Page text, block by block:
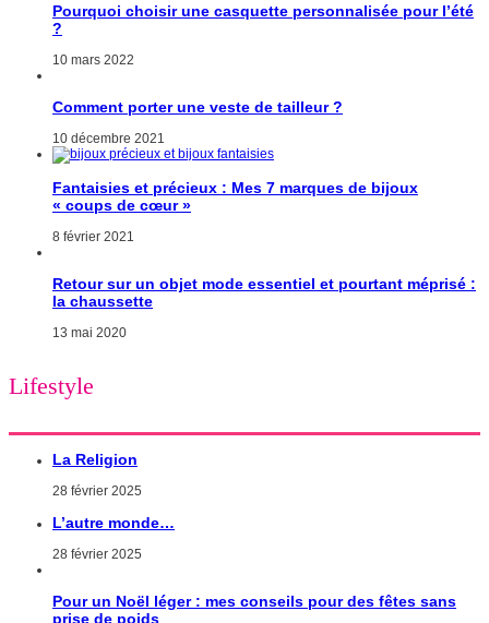
Pourquoi choisir une casquette personnalisée pour l’été
?
10 mars 2022
Comment porter une veste de tailleur ?
10 décembre 2021
Fantaisies et précieux : Mes 7 marques de bijoux
« coups de cœur »
8 février 2021
Retour sur un objet mode essentiel et pourtant méprisé :
la chaussette
13 mai 2020
Lifestyle
La Religion
28 février 2025
L’autre monde…
28 février 2025
Pour un Noël léger : mes conseils pour des fêtes sans
prise de poids